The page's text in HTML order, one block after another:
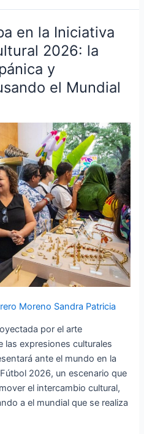
en la Iniciativa
2026: la
y
el Mundial
Moreno Sandra Patricia
por el arte
las expresiones culturales
ante el mundo en la
2026, un escenario que
el intercambio cultural,
a el mundial que se realiza